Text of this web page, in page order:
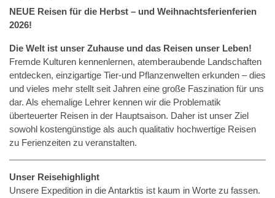
NEUE Reisen für die Herbst – und Weihnachtsferienferien
2026!
Die Welt ist unser Zuhause und das Reisen unser Leben!
Fremde Kulturen kennenlernen, atemberaubende Landschaften
entdecken, einzigartige Tier-und Pflanzenwelten erkunden – dies
und vieles mehr stellt seit Jahren eine große Faszination für uns
dar. Als ehemalige Lehrer kennen wir die Problematik
überteuerter Reisen in der Hauptsaison. Daher ist unser Ziel
sowohl kostengünstige als auch qualitativ hochwertige Reisen
zu Ferienzeiten zu veranstalten.
Unser Reisehighlight
Unsere Expedition in die Antarktis ist kaum in Worte zu fassen.